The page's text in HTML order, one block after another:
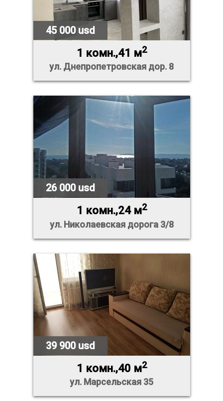
45 000 usd
1 комн.,41 м2
ул. Днепропетровская дор. 8
26 000 usd
1 комн.,24 м2
ул. Николаевская дорога 3/8
39 900 usd
1 комн.,40 м2
ул. Марсельская 35